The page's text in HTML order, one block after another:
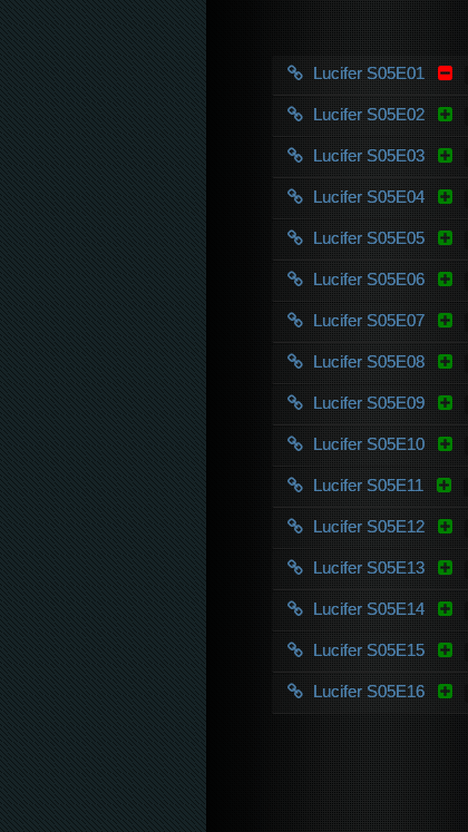
Lucifer S05E01
Lucifer S05E02
Lucifer S05E03
Lucifer S05E04
Lucifer S05E05
Lucifer S05E06
Lucifer S05E07
Lucifer S05E08
Lucifer S05E09
Lucifer S05E10
Lucifer S05E11
Lucifer S05E12
Lucifer S05E13
Lucifer S05E14
Lucifer S05E15
Lucifer S05E16